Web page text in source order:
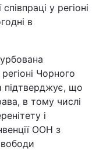
у регіоні
в
Чорного
підтверджує, що
в тому числі
і
ООН з